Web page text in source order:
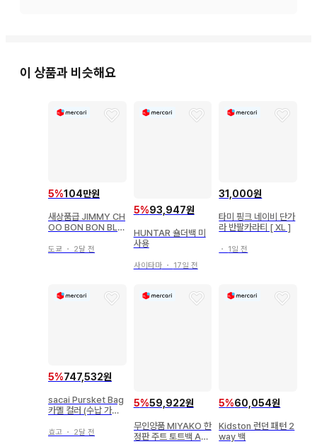
이 상품과 비슷해요
5%104만원
새상품급 JIMMY CH
OO BON BON BLA
도쿄 ・ 2달 전
5%93,947원
HUNTAR 숄더백 미
사용
사이타마・ 17일 전
31,000원
타미 핑크 네이비 단가
라 반팔카라티 [ XL ]
・ 1일 전
5%747,532원
sacai Pursket Bag
카멜 컬러 (수납 가방
효고 ・ 2달 전
5%59,922원
무인양품 MIYAKO 한
정판 주트 토트백 A4
5%60,054원
Kidston 런던 패턴 2
way 백